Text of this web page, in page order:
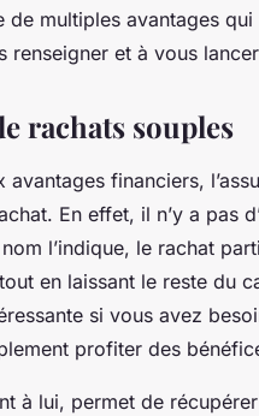
de multiples avantages
renseigner et à vous
rachats souples
avantages financiers,
En effet, il n’y a pas
l’indique, le rachat
en laissant le reste du
si vous avez
profiter des
à lui, permet de